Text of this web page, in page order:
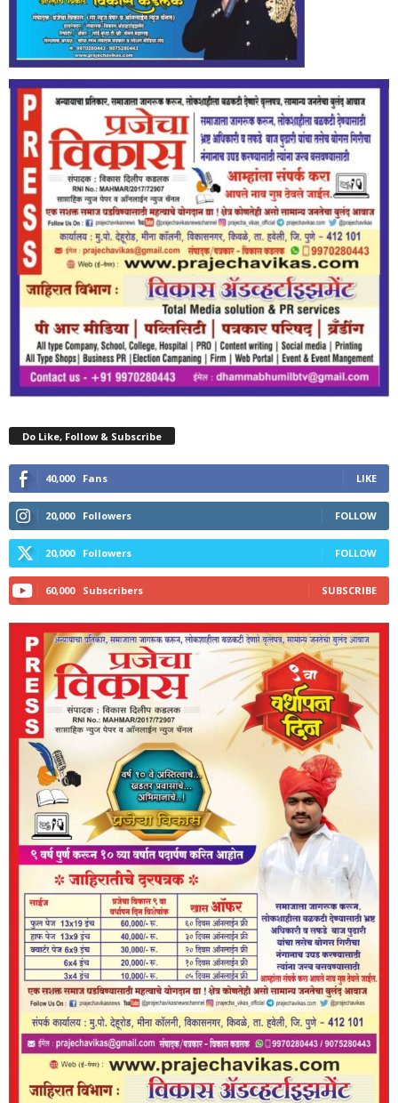
Do Like, Follow & Subscribe
40,000 Fans LIKE
20,000 Followers FOLLOW
20,000 Followers FOLLOW
60,000 Subscribers SUBSCRIBE